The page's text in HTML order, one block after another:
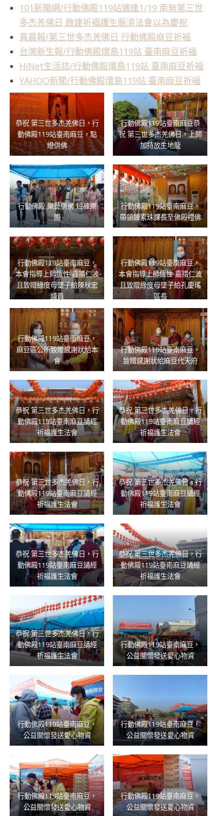
101新聞網/行動佛殿119站適逢1/19 南無第三世
多杰羌佛日 啟建祈福護生賑濟法會以為慶祝
真晨報/第三世多杰羌佛日 行動佛殿麻豆祈福
台灣新生報/行動佛殿環島119站 臺南麻豆祈福
HiNet生活誌/行動佛殿環島119站 臺南麻豆祈福
YAHOO新聞/行動佛殿環島119站 臺南麻豆祈福
恭祝 第三世多杰羌佛日，行
動佛殿119站臺南麻豆，點
燈供佛
行動佛殿119站臺南麻豆恭
祝 第三世多杰羌佛日，上師
加持放生地龍
行動佛殿 樂藝供佛 短褲樂
團
行動佛殿119站臺南麻豆，
帶領鍾素珠課長至佛殿禮佛
行動佛殿119站臺南麻豆，
本會指導上師恆性 嘉措仁波
且致贈綠度母墜子給陳秋宏
議員
行動佛殿119站臺南麻豆，
本會指導上師恆性 嘉措仁波
且致贈綠度母墜子給孔慶瑤
區長
行動佛殿119站臺南麻豆，
麻豆區公所致贈感謝狀給本
會
行動佛殿119站臺南麻豆，
致贈感謝狀給麻豆代天府
恭祝 第三世多杰羌佛日，行
動佛殿119站臺南麻豆誦經
祈福護生法會
恭祝 第三世多杰羌佛日，行
動佛殿119站臺南麻豆誦經
祈福護生法會
恭祝 第三世多杰羌佛日，行
動佛殿119站臺南麻豆誦經
祈福護生法會
恭祝 第三世多杰羌佛日，行
動佛殿119站臺南麻豆誦經
祈福護生法會
恭祝 第三世多杰羌佛日，行
動佛殿119站臺南麻豆誦經
祈福護生法會
恭祝 第三世多杰羌佛日，行
動佛殿119站臺南麻豆誦經
祈福護生法會
恭祝 第三世多杰羌佛日，行
動佛殿119站臺南麻豆誦經
祈福護生法會
行動佛殿119站臺南麻豆，
公益關懷發送愛心物資
行動佛殿119站臺南麻豆，
公益關懷發送愛心物資
行動佛殿119站臺南麻豆，
公益關懷發送愛心物資
行動佛殿119站臺南麻豆，
公益關懷發送愛心物資
行動佛殿119站臺南麻豆，
公益關懷發送愛心物資